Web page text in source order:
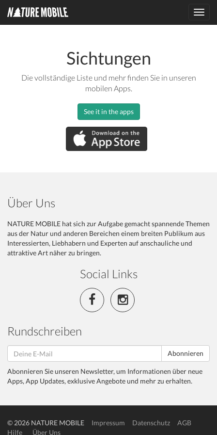
Sichtungen
Die vollständige Liste und mehr finden Sie in unseren
mobilen Apps.
See it in the apps
Über Uns
NATURE MOBILE hat sich zur Aufgabe gemacht spannende Themen
aus der Natur und anderen Bereichen einem breiten Publikum aus
Interessierten, Liebhabern und Experten auf anschauliche und
attraktive Art näher zu bringen.
Social Links
Rundschreiben
Abonnieren
Abonnieren Sie unseren Newsletter, um Informationen über neue
Apps, App Updates, exklusive Angebote und mehr zu erhalten.
© 2026 NATURE MOBILE Impressum Datenschutz
AGB
Hilfe
Über Uns